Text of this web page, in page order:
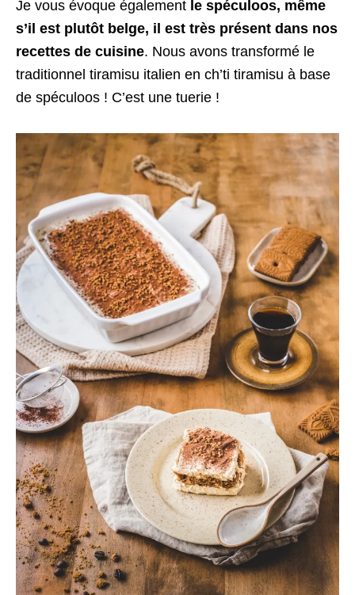
Je vous évoque également le spéculoos, même
s’il est plutôt belge, il est très présent dans nos
recettes de cuisine. Nous avons transformé le
traditionnel tiramisu italien en ch’ti tiramisu à base
de spéculoos ! C’est une tuerie !